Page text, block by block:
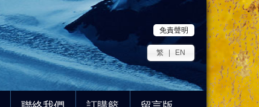
免責聲明
繁 EN